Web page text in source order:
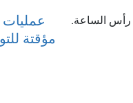
مؤقتة